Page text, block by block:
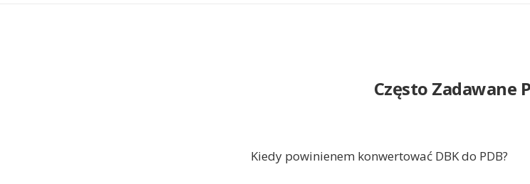
Często Zadawane
Kiedy powinienem konwertować DBK do PDB?